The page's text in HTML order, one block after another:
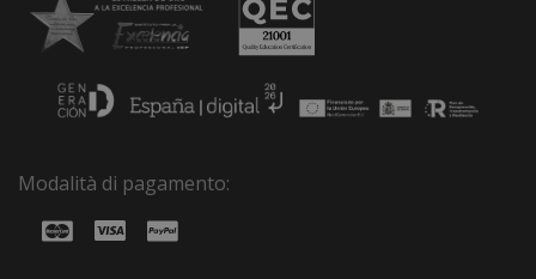
Modalità di pagamento: